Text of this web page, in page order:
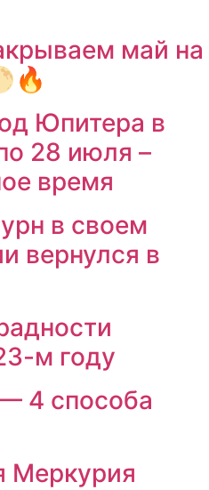
май на
Юпитера в
28 июля –
время
в своем
вернулся в
м году
4 способа
Меркурия